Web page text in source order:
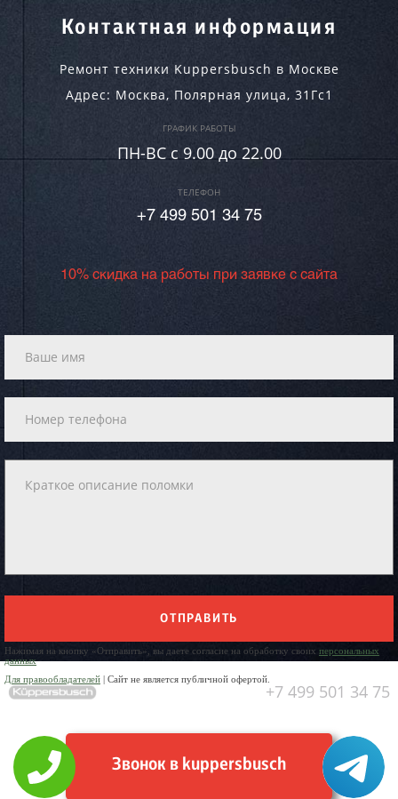
Контактная информация
Ремонт техники Kuppersbusch в Москве
Адрес: Москва, Полярная улица, 31Гс1
ГРАФИК РАБОТЫ
ПН-ВC c 9.00 до 22.00
ТЕЛЕФОН
+7 499 501 34 75
10% скидка на работы при заявке с сайта
ОТПРАВИТЬ
Нажимая на кнопку «Отправить», вы даете согласие на обработку своих персональных
данных
Для правообладателей | Сайт не является публичной офертой.
+7 499 501 34 75
Звонок в kuppersbusch